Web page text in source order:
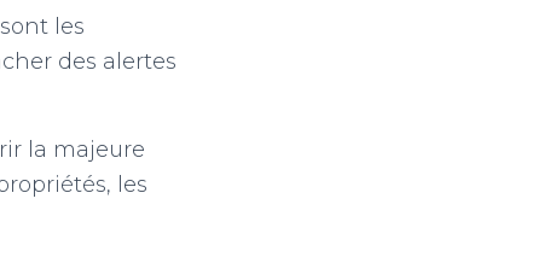
sont les
des alertes
la majeure
les